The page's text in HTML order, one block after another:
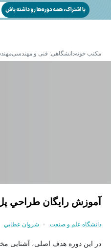
مکتب خونهدانشگاهی: فنی و مهندسی
آموزش رایگان طراحي
دانشگاه علم و صنعت شروان عطايي
در این دوره هدف اصلی، آشنایی